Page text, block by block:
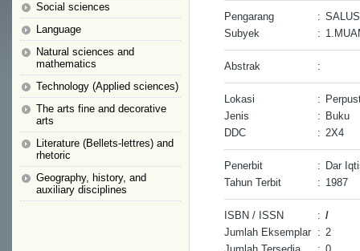
Social sciences
Language
Natural sciences and
mathematics
Technology (Applied sciences)
The arts fine and decorative
arts
Literature (Bellets-lettres) and
rhetoric
Geography, history, and
auxiliary disciplines
Pengarang :
Subyek
:
Abstrak :
Lokasi :
Jenis
: Buku
DDC
: 2X4
Penerbit : Dar
Tahun Terbit
: 1987
ISBN / ISSN : /
Jumlah Eksemplar : 2